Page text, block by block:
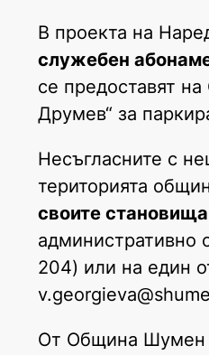
В проекта на
служебен
се предоставят
Друмев“ за
Несъгласните с
територията
своите
административно
204) или на един
От Община Шумен